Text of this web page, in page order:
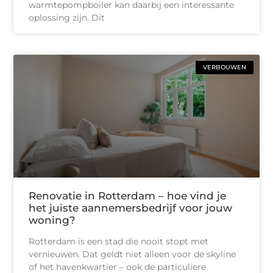
warmtepompboiler kan daarbij een interessante
oplossing zijn. Dit
VERBOUWEN
Renovatie in Rotterdam – hoe vind je
het juiste aannemersbedrijf voor jouw
woning?
Rotterdam is een stad die nooit stopt met
vernieuwen. Dat geldt niet alleen voor de skyline
of het havenkwartier – ook de particuliere